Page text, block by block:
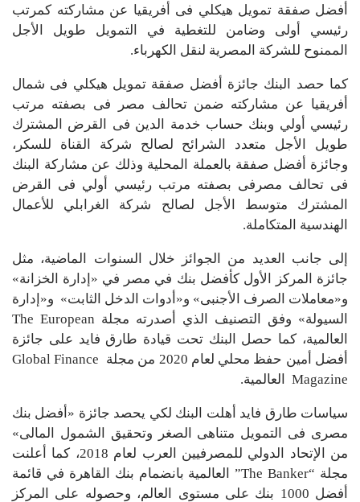
أفضل صفقة تمويل هيكلي فى أفريقيا عن مشاركته كمرتب
رئيسي أولى وضامن للتغطية في التمويل طويل الأجل
الممنوح للشركة المصرية لنقل الكهرباء.
كما حصد البنك جائزة أفضل صفقة تمويل هيكلي فى شمال
أفريقيا عن مشاركته ضمن تحالف مصر فى بصفته مرتب
رئيسي أولي وبنك حساب خدمة الدين فى القرض المشترك
طويل الأجل متعدد الشرائح لصالح شركة القناة للسكر،
وجائزة أفضل صفقة بالعملة المحلية وذلك عن مشاركة البنك
فى تحالف مصرفى بصفته مرتب رئيسي أولي فى القرض
المشترك متوسط الأجل لصالح شركة الغرابلي للأعمال
الهندسية المتكاملة.
إلى جانب العديد من الجوائز خلال السنوات الماضية، مثل
جائزة المركز الأول كأفضل بنك في مصر في «إدارة الخزانة»
و«معاملات الصرف الأجنبى» و«أدوات الدخل الثابت» و«إدارة
السيولة» وفق التصنيف الذي أصدرته مجلة The European
العالمية، كما حصل البنك تحت قيادة طارق فايد على جائزة
أفضل أمين حفظ محلي لعام 2020 من مجلة Global Finance
Magazine العالمية.
سياسات طارق فايد أهلت البنك لكي يحصد جائزة «أفضل بنك
مصرى فى التمويل متناهى الصغر وتحقيق الشمول المالى»
من الإتحاد الدولي للمصرفيين العرب لعام 2018، كما أعلنت
مجلة “The Banker” العالمية بانضمام بنك القاهرة في قائمة
أفضل 1000 بنك على مستوى العالم، وحصوله على المركز